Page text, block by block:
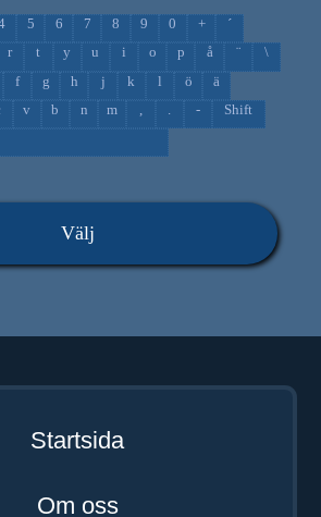
5 6 7 8 9 0 +
´
r t y u i o p å ¨
\
f g h j k l ö
ä
v b n m - Shift
Välj
Startsida
Om oss